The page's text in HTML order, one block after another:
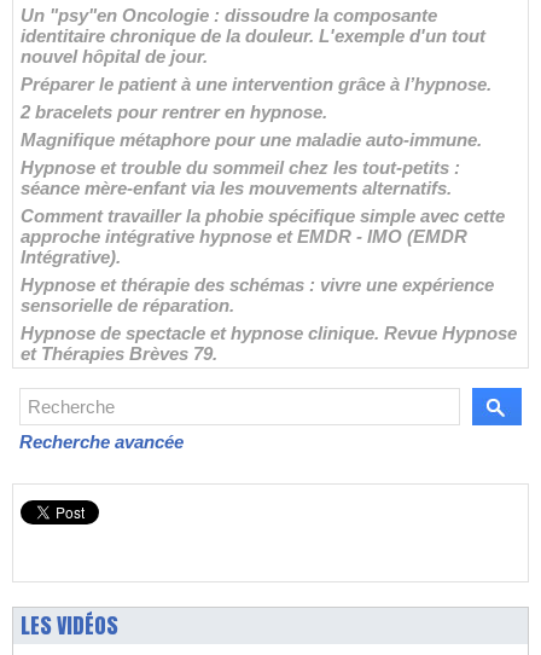
Un "psy"en Oncologie : dissoudre la composante
identitaire chronique de la douleur. L'exemple d'un tout
nouvel hôpital de jour.
Préparer le patient à une intervention grâce à l’hypnose.
2 bracelets pour rentrer en hypnose.
Magnifique métaphore pour une maladie auto-immune.
Hypnose et trouble du sommeil chez les tout-petits :
séance mère-enfant via les mouvements alternatifs.
Comment travailler la phobie spécifique simple avec cette
approche intégrative hypnose et EMDR - IMO (EMDR
Intégrative).
Hypnose et thérapie des schémas : vivre une expérience
sensorielle de réparation.
Hypnose de spectacle et hypnose clinique. Revue Hypnose
et Thérapies Brèves 79.
Recherche avancée
LES VIDÉOS